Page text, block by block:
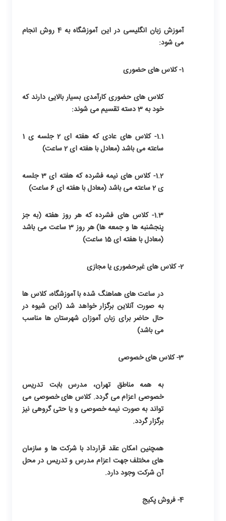
آموزش زبان انگلیسی در این آموزشگاه به 4 روش انجام
می شود:
1- کلاس های حضوری
کلاس های حضوری کارآمدی بسیار بالایی دارند که
خود به 3 دسته تقسیم می شوند:
1.1- کلاس های عادی که هفته ای 2 جلسه ی 1
ساعته می باشد (معادل با هفته ای 2 ساعت)
1.2- کلاس های نیمه فشرده که هفته ای 3 جلسه
ی 2 ساعته می باشد (معادل با هفته ای 6 ساعت)
1.3- کلاس های فشرده که هر روز هفته (به جز
پنجشنبه ها و جمعه ها) هر روز 3 ساعت می باشد
(معادل با هفته ای 15 ساعت)
2- کلاس های غیرحضوری یا مجازی
در ساعت های هماهنگ شده با آموزشگاه، کلاس ها
به صورت آنلاین برگزار خواهد شد (این شیوه در
حال حاضر برای زبان آموزان شهرستان ها مناسب
می باشد)
3- کلاس های خصوصی
به همه مناطق تهران، مدرس بابت تدریس
خصوصی اعزام می گردد. کلاس های خصوصی می
تواند به صورت نیمه خصوصی و یا حتی گروهی نیز
برگزار گردد.
همچنین امکان عقد قرارداد با شرکت ها و سازمان
های مختلف جهت اعزام مدرس و تدریس در محل
آن شرکت وجود دارد.
4- فروش پکیج